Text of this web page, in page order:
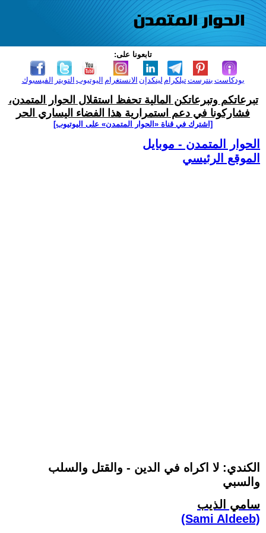
تابعونا على:
الفيسبوك التويتر اليوتيوب الانستغرام لينكدإن تيلكرامبنترست بودكاست
تبرعاتكم وتبرعاتكن المالية تحفظ استقلال الحوار المتمدن،
فشاركونا في دعم استمرارية هذا الفضاء اليساري الحر
[اشترك في قناة ‫«الحوار المتمدن» على اليوتيوب]
الحوار المتمدن - موبايل
الموقع الرئيسي
الكندي: لا اكراه في الدين - والقتل والسلب
والسبي
سامي الذيب
(Sami Aldeeb)